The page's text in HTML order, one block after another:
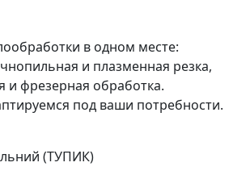
в одном месте:
и плазменная резка,
и фрезерная обработка.
под ваши потребности.
(ТУПИК)